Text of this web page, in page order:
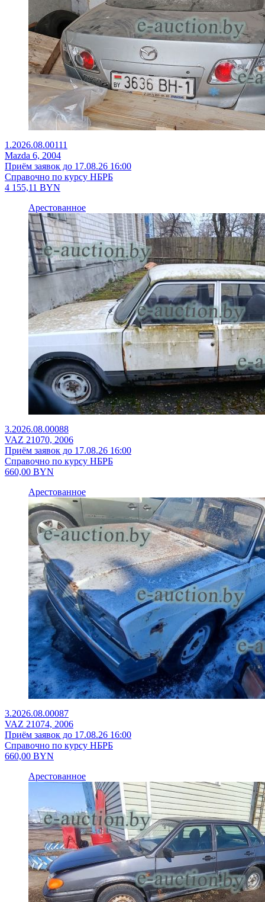
1.2026.08.00111
Mazda 6, 2004
Приём заявок до 17.08.26 16:00
Справочно по курсу НБРБ
4 155,11 BYN
Арестованное
3.2026.08.00088
VAZ 21070, 2006
Приём заявок до 17.08.26 16:00
Справочно по курсу НБРБ
660,00 BYN
Арестованное
3.2026.08.00087
VAZ 21074, 2006
Приём заявок до 17.08.26 16:00
Справочно по курсу НБРБ
660,00 BYN
Арестованное